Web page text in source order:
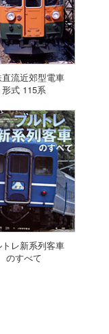
直流近郊型電車
形式 115系
トレ新系列客車
のすべて